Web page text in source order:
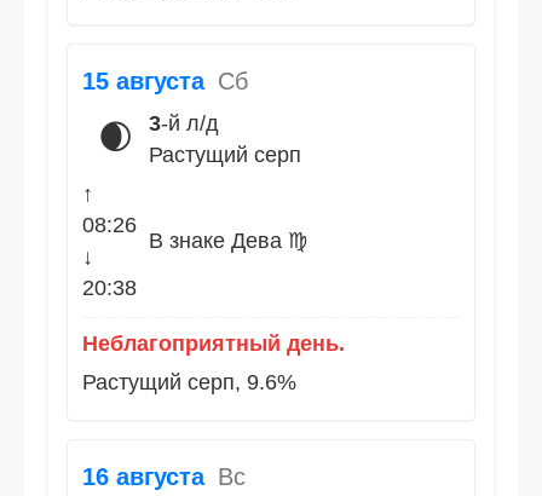
15 августа Сб
🌒 3-й л/д
Растущий серп
↑
08:26
↓
20:38
В знаке Дева ♍
Неблагоприятный день.
Растущий серп, 9.6%
16 августа Вс